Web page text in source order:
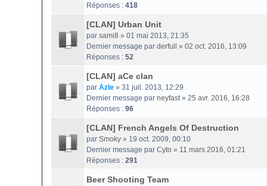
Réponses : 418
[CLAN] Urban Unit
par sami8 » 01 mai 2013, 21:35
Dernier message par derfull » 02 oct. 2016, 13:09
Réponses : 52
[CLAN] aCe clan
par Azle » 31 juil. 2013, 12:29
Dernier message par neyfast» 25 avr. 2016, 16:28
Réponses : 96
[CLAN] French Angels Of Destruction
par Smoky » 19 oct. 2009, 00:10
Dernier message par Cyto » 11 mars 2016, 01:21
Réponses : 291
Beer Shooting Team